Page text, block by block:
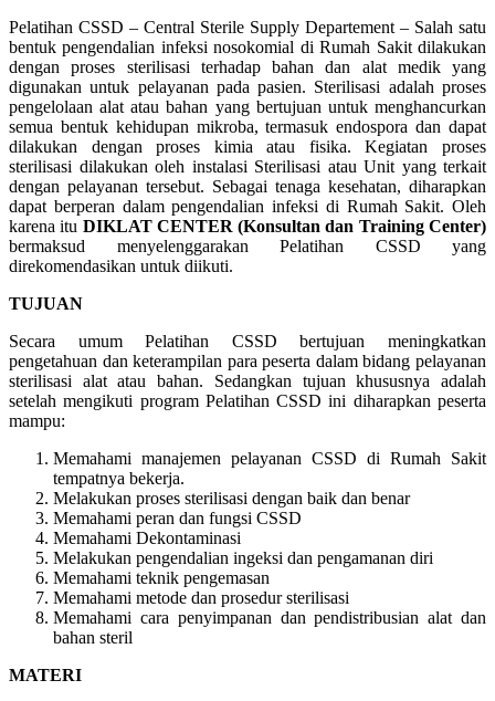
Pelatihan CSSD – Central Sterile Supply Departement – Salah satu
bentuk pengendalian infeksi nosokomial di Rumah Sakit dilakukan
dengan proses sterilisasi terhadap bahan dan alat medik yang
digunakan untuk pelayanan pada pasien. Sterilisasi adalah proses
pengelolaan alat atau bahan yang bertujuan untuk menghancurkan
semua bentuk kehidupan mikroba, termasuk endospora dan dapat
dilakukan dengan proses kimia atau fisika. Kegiatan proses
sterilisasi dilakukan oleh instalasi Sterilisasi atau Unit yang terkait
dengan pelayanan tersebut. Sebagai tenaga kesehatan, diharapkan
dapat berperan dalam pengendalian infeksi di Rumah Sakit. Oleh
karena itu DIKLAT CENTER (Konsultan dan Training Center)
bermaksud menyelenggarakan Pelatihan CSSD yang
direkomendasikan untuk diikuti.
TUJUAN
Secara umum Pelatihan CSSD bertujuan meningkatkan
pengetahuan dan keterampilan para peserta dalam bidang pelayanan
sterilisasi alat atau bahan. Sedangkan tujuan khususnya adalah
setelah mengikuti program Pelatihan CSSD ini diharapkan peserta
mampu:
Memahami manajemen pelayanan CSSD di Rumah Sakit
tempatnya bekerja.
Melakukan proses sterilisasi dengan baik dan benar
Memahami peran dan fungsi CSSD
Memahami Dekontaminasi
Melakukan pengendalian ingeksi dan pengamanan diri
Memahami teknik pengemasan
Memahami metode dan prosedur sterilisasi
Memahami cara penyimpanan dan pendistribusian alat dan
bahan steril
MATERI